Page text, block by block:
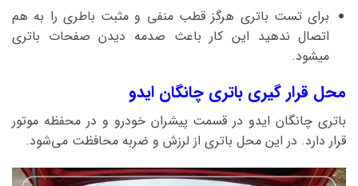
برای تست باتری هرگز قطب منفی و مثبت باطری را به هم
اتصال ندهید این کار باعث صدمه دیدن صفحات باتری
میشود.
محل قرار گیری باتری چانگان ایدو
باتری چانگان ایدو در قسمت پیشران خودرو و در محفظه موتور
قرار دارد. در این محل باتری از لرزش و ضربه محافظت می‌شود.